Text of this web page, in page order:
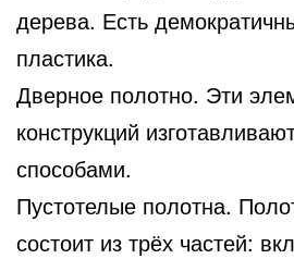
дерева. Есть
пластика.
Дверное полотно. Эти
конструкций
способами.
Пустотелые полотна.
состоит из трёх частей: